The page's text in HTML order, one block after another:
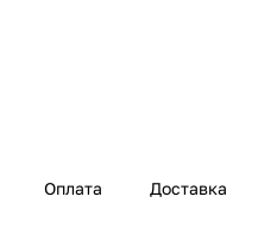
Оплата Доставка